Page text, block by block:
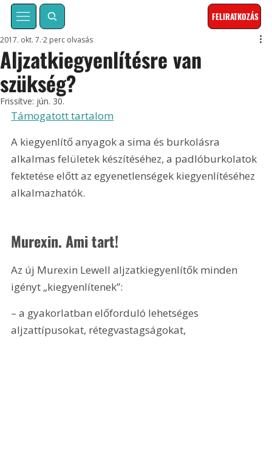
FELIRATKOZÁS
Aljzatkiegyenlítésre van
szükség?
2017. okt. 7. 2 perc olvasás
Frissítve: jún. 30.
Támogatott tartalom
A kiegyenlítő anyagok a sima és burkolásra
alkalmas felületek készítéséhez, a padlóburkolatok
fektetése előtt az egyenetlenségek kiegyenlítéséhez
alkalmazhatók.
Murexin. Ami tart!
Az új Murexin Lewell aljzatkiegyenlítők minden
igényt „kiegyenlítenek”:
– a gyakorlatban előforduló lehetséges
aljzattípusokat, rétegvastagságokat,